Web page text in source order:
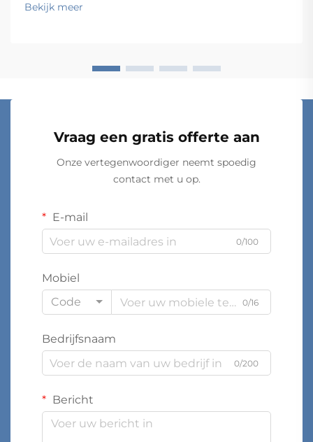
retailomgeving of een industriële werkruimte inricht,
Bekijk meer
Vraag een gratis offerte aan
Onze vertegenwoordiger neemt spoedig
contact met u op.
E-mail
0/100
Mobiel
Code
0/16
Bedrijfsnaam
0/200
Bericht